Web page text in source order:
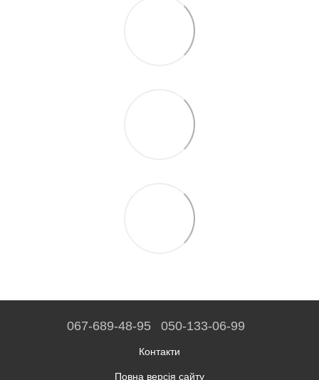
067-689-48-95 050-133-06-99
Контакти
Повна версія сайту